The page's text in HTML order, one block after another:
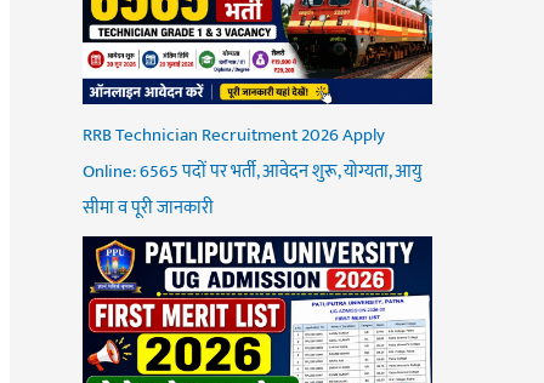
RRB Technician Recruitment 2026 Apply
Online: 6565 पदों पर भर्ती, आवेदन शुरू, योग्यता, आयु
सीमा व पूरी जानकारी